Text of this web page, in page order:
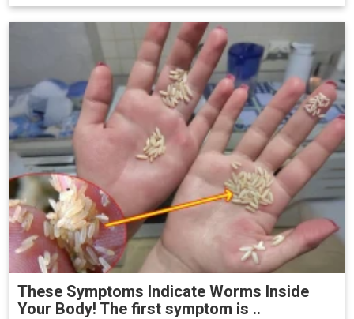
These Symptoms Indicate Worms Inside
Your Body! The first symptom is ..